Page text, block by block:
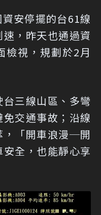
安停擺的台61線
，昨天也通過資
檢視，規劃於2月
三線山區、多彎
交通事故；沿線
，「開車浪漫─開
全，也能靜心享